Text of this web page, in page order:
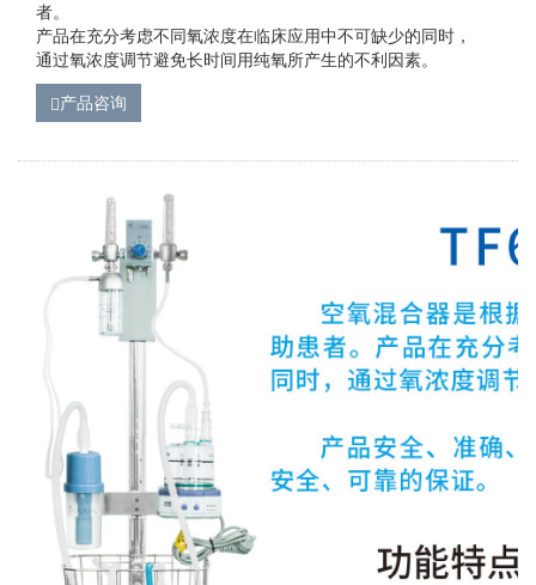
者。
产品在充分考虑不同氧浓度在临床应用中不可缺少的同时，
通过氧浓度调节避免长时间用纯氧所产生的不利因素。
产品咨询